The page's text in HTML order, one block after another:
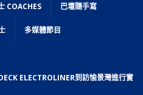
COACHES 巴壇隨手寫
多媒體節目
ELECTROLINER到訪愉景灣進行實